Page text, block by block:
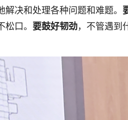
决和处理各种问题和难题。
口。 要鼓好韧劲，不管遇到